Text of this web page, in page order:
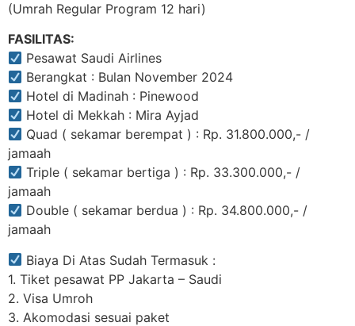
(Umrah Regular Program 12 hari)
FASILITAS:
Pesawat Saudi Airlines
Berangkat : Bulan November 2024
Hotel di Madinah : Pinewood
Hotel di Mekkah : Mira Ayjad
Quad ( sekamar berempat ) : Rp. 31.800.000,- /
jamaah
Triple ( sekamar bertiga ) : Rp. 33.300.000,- /
jamaah
Double ( sekamar berdua ) : Rp. 34.800.000,- /
jamaah
Biaya Di Atas Sudah Termasuk :
1. Tiket pesawat PP Jakarta – Saudi
2. Visa Umroh
3. Akomodasi sesuai paket